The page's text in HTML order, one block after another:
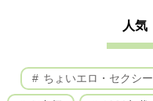
人気
ちょいエロ・セクシー